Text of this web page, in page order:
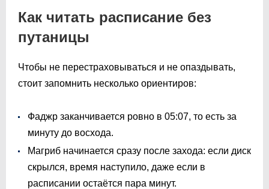
Как читать расписание без
путаницы
Чтобы не перестраховываться и не опаздывать,
стоит запомнить несколько ориентиров:
Фаджр заканчивается ровно в 05:07, то есть за
минуту до восхода.
Магриб начинается сразу после захода: если диск
скрылся, время наступило, даже если в
расписании остаётся пара минут.